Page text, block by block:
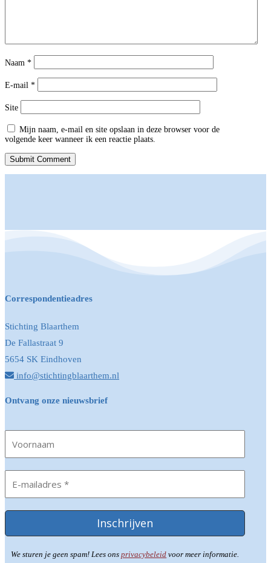
Naam *
E-mail *
Site
Mijn naam, e-mail en site opslaan in deze browser voor de
volgende keer wanneer ik een reactie plaats.
Submit Comment
Correspondentieadres
Stichting Blaarthem
De Fallastraat 9
5654 SK Eindhoven
info@stichtingblaarthem.nl
Ontvang onze nieuwsbrief
We sturen je geen spam! Lees onsprivacybeleid voor meer informatie.